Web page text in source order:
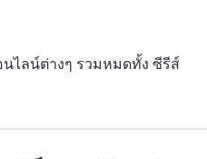
ไลน์ต่างๆ รวมหมดทั้ง ซีรีส์